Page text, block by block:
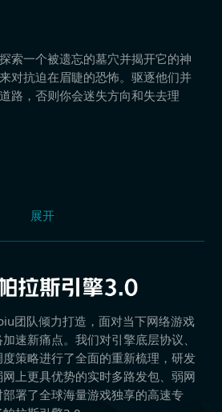
索一个被遗忘的墓穴并揭开它的神
对抗迫在眉睫的恐怖。驱逐他们并
路，否则你会迷失方向和失去理
展开
团队倾力打造，面对当下网络游戏
速新痛点。我们对引擎底层协议、
策略进行了全面的重新梳理，研发
上更具优势的实时多路发包、弱网
署了全球海量游戏独享的高速专